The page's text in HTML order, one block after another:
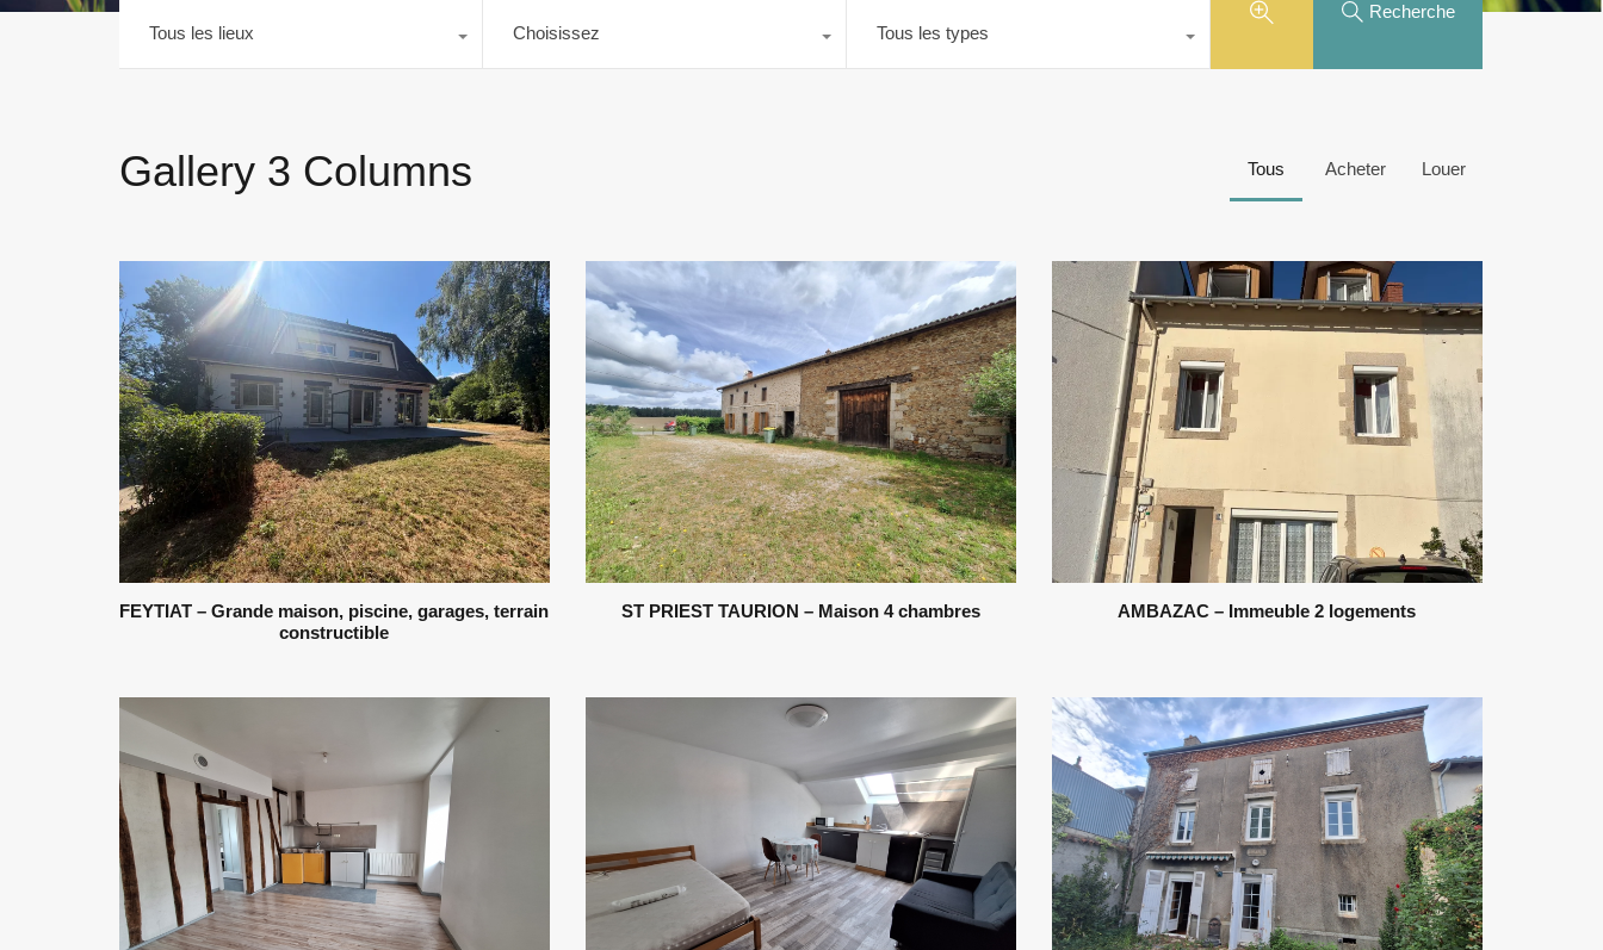
Tous les lieux Choisissez Tous les types
Recherche
Gallery 3 Columns Tous Acheter Louer
FEYTIAT – Grande maison, piscine, garages, terrain
constructible
ST PRIEST TAURION – Maison 4 chambres AMBAZAC – Immeuble 2 logements